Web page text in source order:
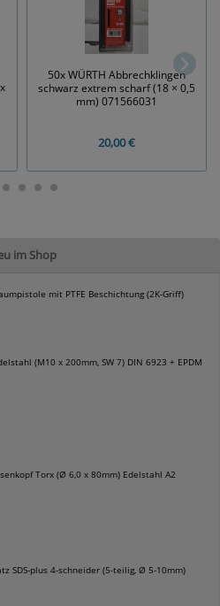
im Shop
mit PTFE Beschichtung (2K-Griff)
(M10 x 200mm, SW 7) DIN 6923 + EPDM
Torx (Ø 6,0 x 80mm) Edelstahl A2
SDS-plus 4-schneider (5-teilig, Ø 5-10mm)
50x WÜRTH Abbrechklingen
schwarz extrem scharf (18 × 0,5
mm) 071566031
20,00 €